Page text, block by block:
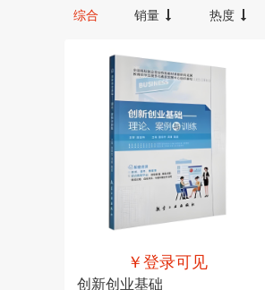
综合 销量 热度
￥登录可见
创新创业基础